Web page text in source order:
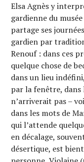
Elsa Agnès y
gardienne du
partage ses
gardien par
Renouf : dans ces
quelque chose de
dans un lieu
par la fenêtre, dans
n’arriverait pas –
dans les mots de
qui l’attende
en décalage,
désertique, est